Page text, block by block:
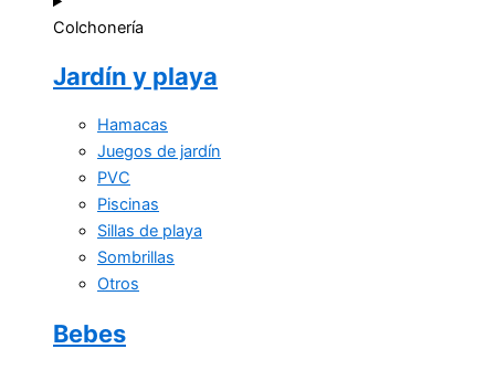
Colchonería
Jardín y playa
Hamacas
Juegos de jardín
PVC
Piscinas
Sillas de playa
Sombrillas
Otros
Bebes